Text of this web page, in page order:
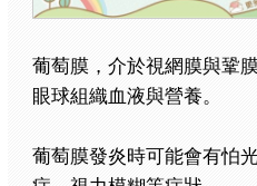
葡萄膜，介於視網膜與鞏
眼球組織血液與營養。
葡萄膜發炎時可能會有怕